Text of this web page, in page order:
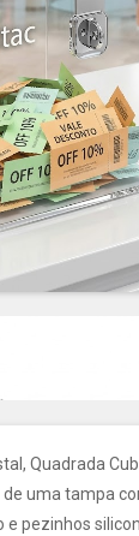
Quadrada
de uma tampa
e pezinhos